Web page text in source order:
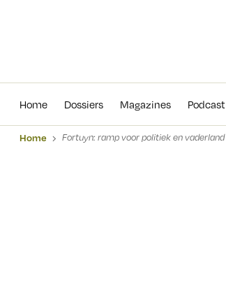
Home Dossiers Magazines Podcast
Home Fortuyn: ramp voor politiek en vaderland